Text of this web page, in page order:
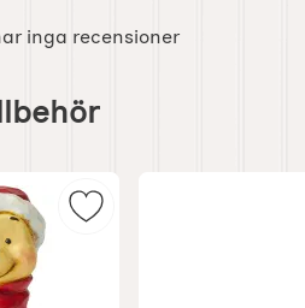
inga recensioner
Markera disney Jul -